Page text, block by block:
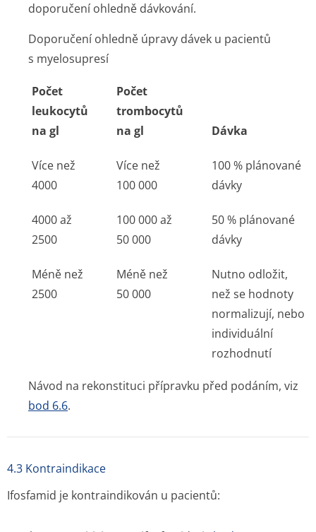
doporučení ohledně dávkování.
Doporučení ohledně úpravy dávek u pacientů
s myelosupresí
Počet
leukocytů
na gl
Počet
trombocytů
na gl
Dávka
Více než
4000
Více než
100 000
100 % plánované
dávky
4000 až
2500
100 000 až
50 000
50 % plánované
dávky
Méně než
2500
Méně než
50 000
Nutno odložit,
než se hodnoty
normalizují, nebo
individuální
rozhodnutí
Návod na rekonstituci přípravku před podáním, viz
bod 6.6.
4.3 Kontraindikace
Ifosfamid je kontraindikován u pacientů: